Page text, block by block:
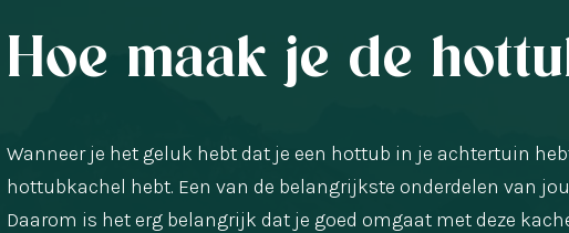
Hoe maak je de
Wanneer je het geluk hebt dat je een hottub in je achtertuin
hottubkachel hebt. Een van de belangrijkste onderdelen van
Daarom is het erg belangrijk dat je goed omgaat met deze